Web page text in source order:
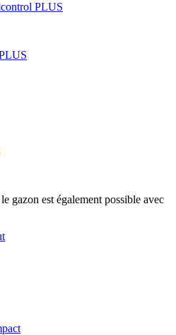
PLUS
gazon est également possible avec